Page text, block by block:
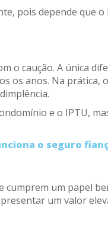
pois depende que
o caução. A única
os anos. Na prática,
e o IPTU,
o seguro
um papel
um valor